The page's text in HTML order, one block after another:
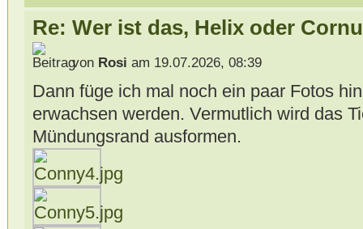
Re: Wer ist das, Helix oder
von Rosi am 19.07.2026, 08:39
Dann füge ich mal noch ein paar Fotos
erwachsen werden. Vermutlich wird das
Mündungsrand ausformen.